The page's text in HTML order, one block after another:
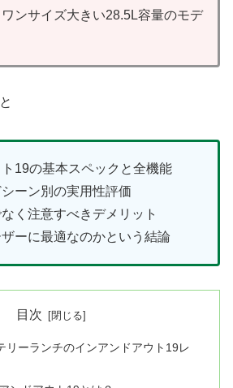
ンサイズ大きい28.5L容量のモデ
19の基本スペックと全機能
ーン別の実用性評価
く注意すべきデメリット
ーに最適なのかという結論
目次
リーランチのインアンドアウト19レ